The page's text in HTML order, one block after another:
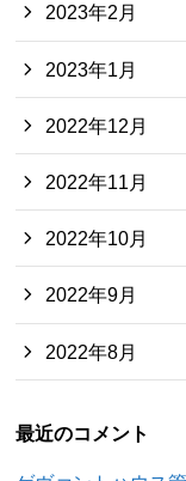
2023年2月
2023年1月
2022年12月
2022年11月
2022年10月
2022年9月
2022年8月
最近のコメント